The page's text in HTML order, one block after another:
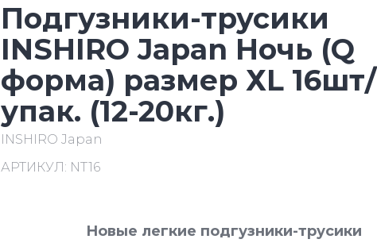
Подгузники-трусики
INSHIRO Japan Ночь (Q
форма) размер ХL 16шт/
упак. (12-20кг.)
INSHIRO Japan
АРТИКУЛ: NT16
Новые легкие подгузники-трусики